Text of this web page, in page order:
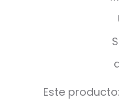
Este producto: